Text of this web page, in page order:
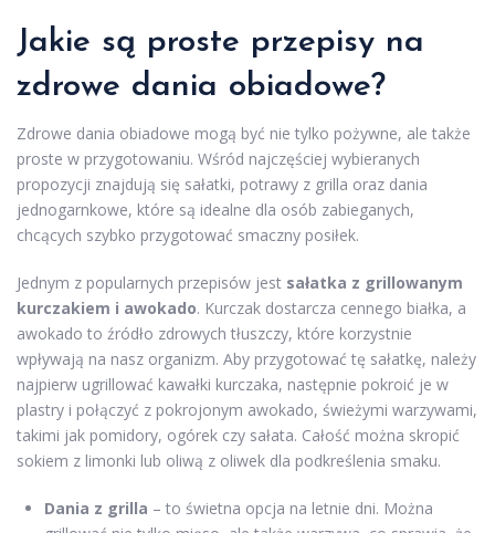
Jakie są proste przepisy na
zdrowe dania obiadowe?
Zdrowe dania obiadowe mogą być nie tylko pożywne, ale także
proste w przygotowaniu. Wśród najczęściej wybieranych
propozycji znajdują się sałatki, potrawy z grilla oraz dania
jednogarnkowe, które są idealne dla osób zabieganych,
chcących szybko przygotować smaczny posiłek.
Jednym z popularnych przepisów jest sałatka z grillowanym
kurczakiem i awokado. Kurczak dostarcza cennego białka, a
awokado to źródło zdrowych tłuszczy, które korzystnie
wpływają na nasz organizm. Aby przygotować tę sałatkę, należy
najpierw ugrillować kawałki kurczaka, następnie pokroić je w
plastry i połączyć z pokrojonym awokado, świeżymi warzywami,
takimi jak pomidory, ogórek czy sałata. Całość można skropić
sokiem z limonki lub oliwą z oliwek dla podkreślenia smaku.
Dania z grilla – to świetna opcja na letnie dni. Można